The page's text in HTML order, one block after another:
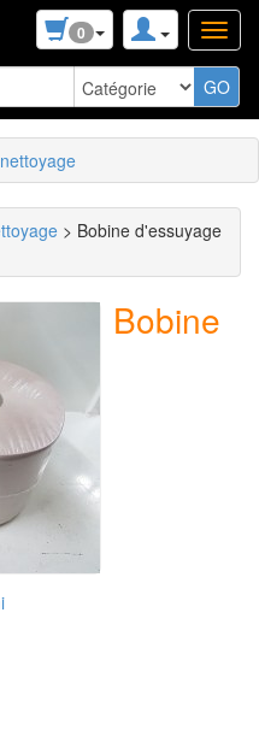
0
> Bobine d'essuyage
Bobine